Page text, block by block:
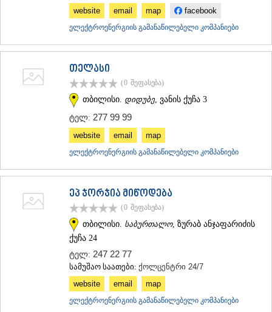
ᲛᲪᲮᲔᲗᲐ–ᲛᲗᲘᲐᲜᲔᲗᲘ
ᲒᲣᲓᲐᲣᲠᲘ
ᲐᲮᲐᲚᲒᲝᲠᲘ
ᲠᲐᲭᲐ-ᲚᲔᲩᲮᲣᲛᲘ/ᲥᲕᲔᲛᲝ ᲡᲕᲐᲜᲔᲗᲘ
ᲐᲑᲐᲨᲐ
ᲛᲐᲠᲢᲕᲘᲚᲘ
ᲛᲔᲡᲢᲘᲐ
website email map facebook
ელექტროენერგიის გამანაწილებელი კომპანიები
თელასი
(0 შეფასება)
თბილისი. დიდუბე , ვანის ქუჩა 3
ტელ: 277 99 99
website email map
ელექტროენერგიის გამანაწილებელი კომპანიები
ეპ ჯორჯია მიწოდება
(0 შეფასება)
თბილისი. საბურთალო, ზურაბ ანჯაფარიძის
ქუჩა 24
ტელ: 247 22 77
სამუშაო საათები: ქოლცენტრი 24/7
website
email map
ელექტროენერგიის გამანაწილებელი კომპანიები